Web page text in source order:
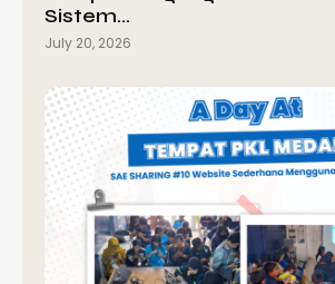
Sistem…
July 20, 2026